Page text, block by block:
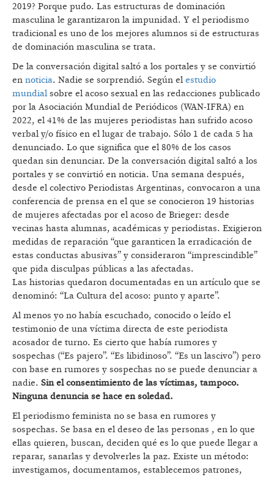
2019? Porque pudo. Las estructuras de dominación
masculina le garantizaron la impunidad. Y el periodismo
tradicional es uno de los mejores alumnos si de estructuras
de dominación masculina se trata.
De la conversación digital saltó a los portales y se convirtió
en noticia. Nadie se sorprendió. Según el estudio
mundial sobre el acoso sexual en las redacciones publicado
por la Asociación Mundial de Periódicos (WAN-IFRA) en
2022, el 41% de las mujeres periodistas han sufrido acoso
verbal y/o físico en el lugar de trabajo. Sólo 1 de cada 5 ha
denunciado. Lo que significa que el 80% de los casos
quedan sin denunciar. De la conversación digital saltó a los
portales y se convirtió en noticia. Una semana después,
desde el colectivo Periodistas Argentinas, convocaron a una
conferencia de prensa en el que se conocieron 19 historias
de mujeres afectadas por el acoso de Brieger: desde
vecinas hasta alumnas, académicas y periodistas. Exigieron
medidas de reparación “que garanticen la erradicación de
estas conductas abusivas” y consideraron “imprescindible”
que pida disculpas públicas a las afectadas.
Las historias quedaron documentadas en un artículo que se
denominó: “La Cultura del acoso: punto y aparte”.
Al menos yo no había escuchado, conocido o leído el
testimonio de una víctima directa de este periodista
acosador de turno. Es cierto que había rumores y
sospechas (“Es pajero”. “Es libidinoso”. “Es un lascivo”) pero
con base en rumores y sospechas no se puede denunciar a
nadie. Sin el consentimiento de las víctimas, tampoco.
Ninguna denuncia se hace en soledad.
El periodismo feminista no se basa en rumores y
sospechas. Se basa en el deseo de las personas , en lo que
ellas quieren, buscan, deciden qué es lo que puede llegar a
reparar, sanarlas y devolverles la paz. Existe un método:
investigamos, documentamos, establecemos patrones,